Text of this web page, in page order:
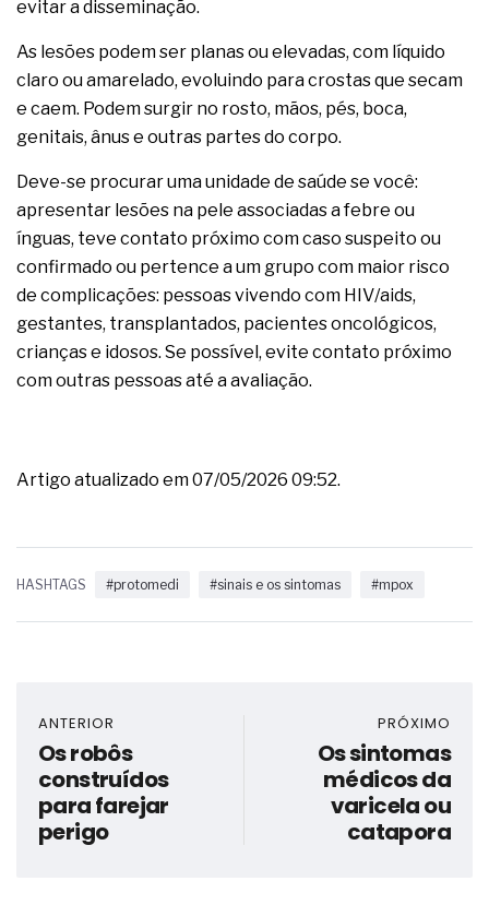
evitar a disseminação.
As lesões podem ser planas ou elevadas, com líquido
claro ou amarelado, evoluindo para crostas que secam
e caem. Podem surgir no rosto, mãos, pés, boca,
genitais, ânus e outras partes do corpo.
Deve-se procurar uma unidade de saúde se você:
apresentar lesões na pele associadas a febre ou
ínguas, teve contato próximo com caso suspeito ou
confirmado ou pertence a um grupo com maior risco
de complicações: pessoas vivendo com HIV/aids,
gestantes, transplantados, pacientes oncológicos,
crianças e idosos. Se possível, evite contato próximo
com outras pessoas até a avaliação.
Artigo atualizado em 07/05/2026 09:52.
HASHTAGS #protomedi #sinais e os sintomas #mpox
ANTERIOR
Os robôs
construídos
para farejar
perigo
PRÓXIMO
Os sintomas
médicos da
varicela ou
catapora